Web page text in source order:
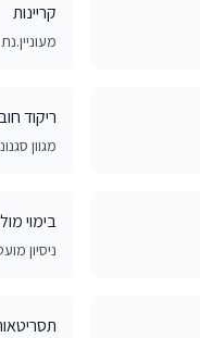
קריינות
מעוניין.נת
ריקוד
מגוון
בימוי
ניסיון